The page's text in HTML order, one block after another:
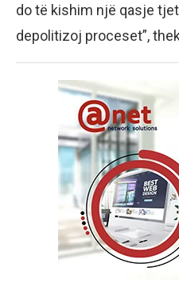
do të kishim një qasje
depolitizoj proceset”,